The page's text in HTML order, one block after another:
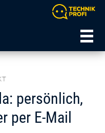
persönlich,
per E-Mail